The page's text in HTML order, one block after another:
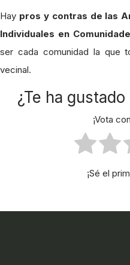
Hay pros y contras de las
Individuales en
ser cada comunidad la que
vecinal.
¿Te ha
¡Vota
¡Sé el